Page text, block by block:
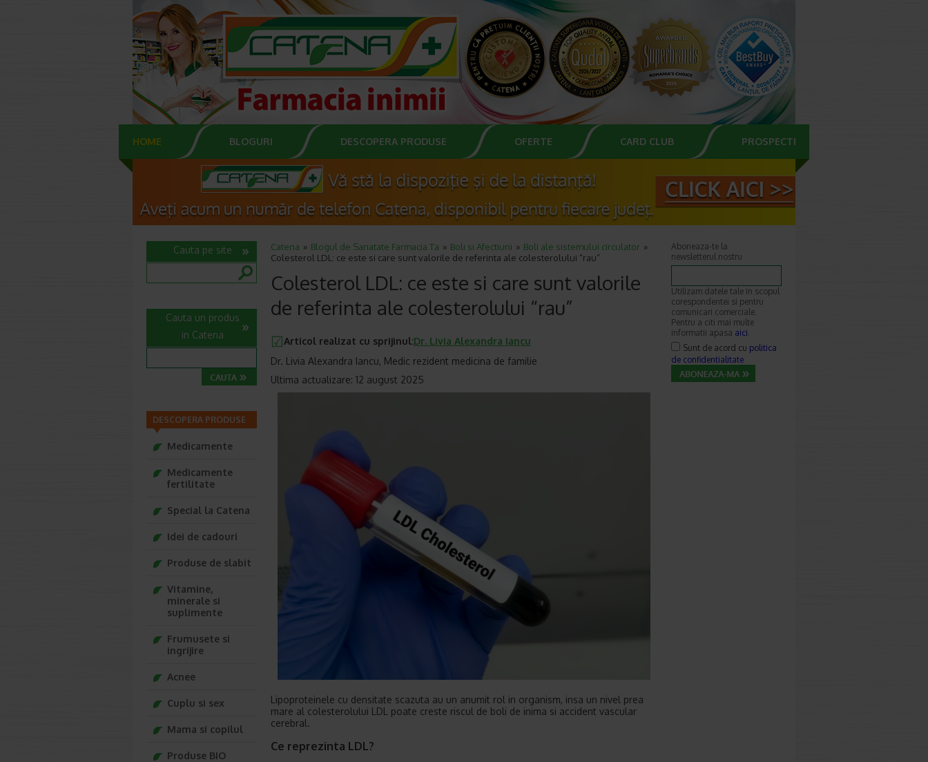
HOME BLOGURI DESCOPERA PRODUSE OFERTE CARD CLUB PROSPECTE
Catena Blogul de Sanatate Farmacia Ta Boli si Afectiuni
Boli ale sistemului circulator
Colesterol LDL: ce este si care sunt valorile de referinta ale colesterolului “rau”
Colesterol LDL: ce este si care sunt valorile
de referinta ale colesterolului “rau”
Articol realizat cu sprijinul:Dr. Livia Alexandra Iancu
Dr. Livia Alexandra Iancu, Medic rezident medicina de familie
Ultima actualizare: 12 august 2025
Lipoproteinele cu densitate scazuta au un anumit rol in organism, insa un nivel prea
mare al colesterolului LDL poate creste riscul de boli de inima si accident vascular
cerebral.
Ce reprezinta LDL?
Cauta pe site
Cauta un produs
in Catena
DESCOPERA PRODUSE
Medicamente
Medicamente
fertilitate
Special la Catena
Idei de cadouri
Produse de slabit
Vitamine,
minerale si
suplimente
Frumusete si
ingrijire
Acnee
Cuplu si sex
Mama si copilul
Produse BIO
Aboneaza-te la
newsletterul nostru
Utilizam datele tale in scopul
corespondentei si pentru
comunicari comerciale.
Pentru a citi mai multe
informatii apasa aici.
Sunt de acord cu politica
de confidentialitate